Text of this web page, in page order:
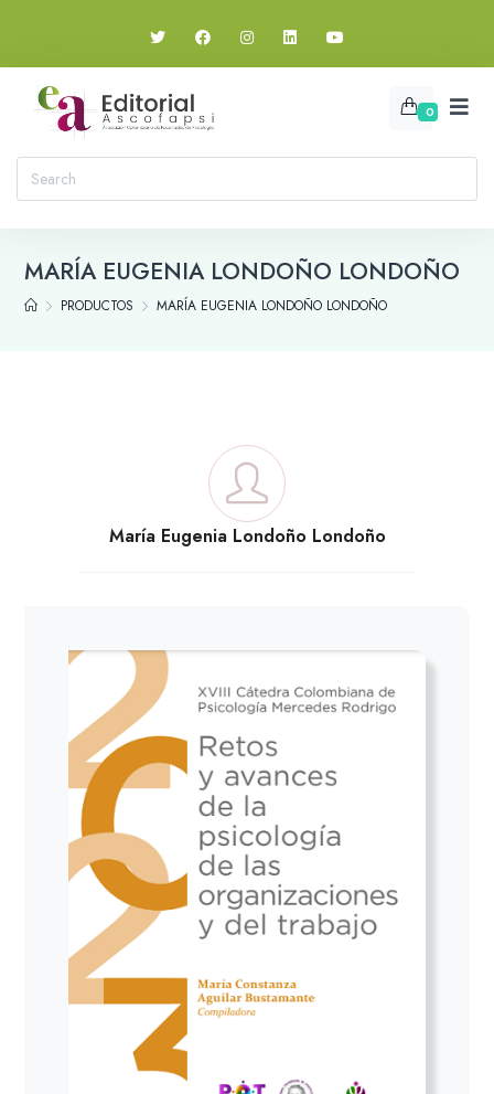
0
MARÍA EUGENIA LONDOÑO LONDOÑO
PRODUCTOS MARÍA EUGENIA LONDOÑO LONDOÑO
María Eugenia Londoño Londoño